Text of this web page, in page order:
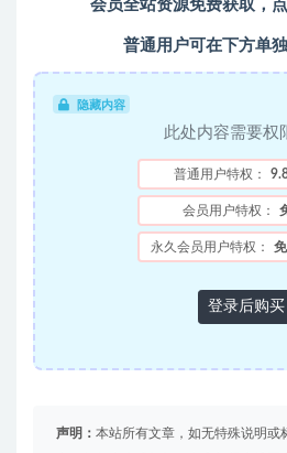
会员全站资源免费获取，
普通用户可在下方单
隐藏内容
此处内容需要权
普通用户特权：
会员用户特权：
永久会员用户特权：
登录后购买
声明： 本站所有文章，如无特殊说明或